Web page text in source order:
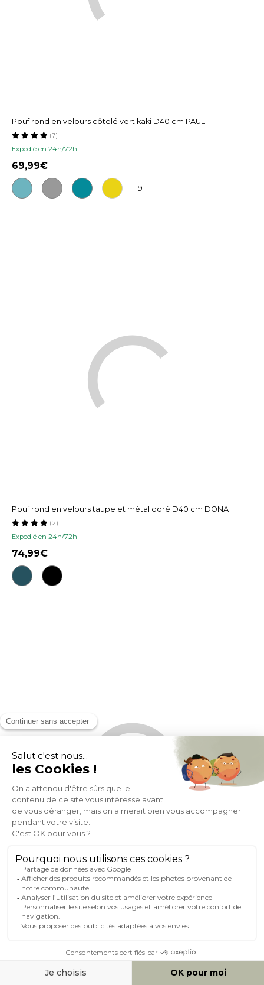
Pouf rond en velours côtelé vert kaki D40 cm PAUL
Expedié en 24h/72h
(7)
69,99
+ 9
Pouf rond en velours taupe et métal doré D40 cm DONA
Expedié en 24h/72h
(2)
74,99
Pouf repose-pieds scandinave en tissu chenille terre brûlée et
bois clair OSLO
(126)
169,99